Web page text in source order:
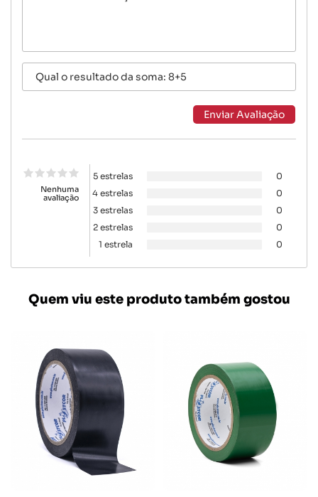
Nenhuma
avaliação
5 estrelas
0
4 estrelas
0
3 estrelas
0
2 estrelas
0
1 estrela
0
Quem viu este produto também gostou